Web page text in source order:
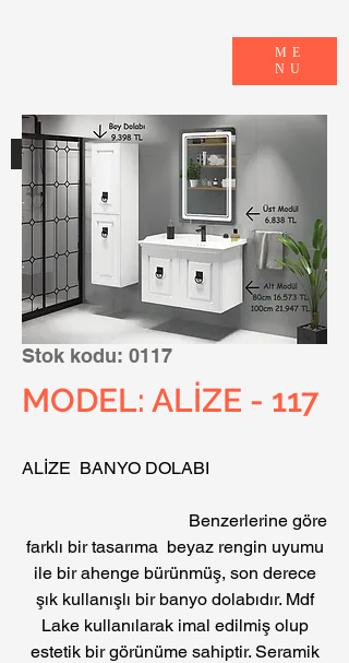
E-KATALOG
ME
NU
Stok kodu: 0117
MODEL: ALİZE - 117
ALİZE BANYO DOLABI
Benzerlerine göre
farklı bir tasarıma beyaz rengin uyumu
ile bir ahenge bürünmüş, son derece
şık kullanışlı bir banyo dolabıdır. Mdf
Lake kullanılarak imal edilmiş olup
estetik bir görünüme sahiptir. Seramik